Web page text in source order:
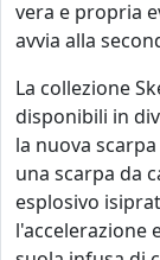
vera e propria
avvia alla
La collezione
disponibili in
la nuova
una scarpa da
esplosivo
l'accelerazione